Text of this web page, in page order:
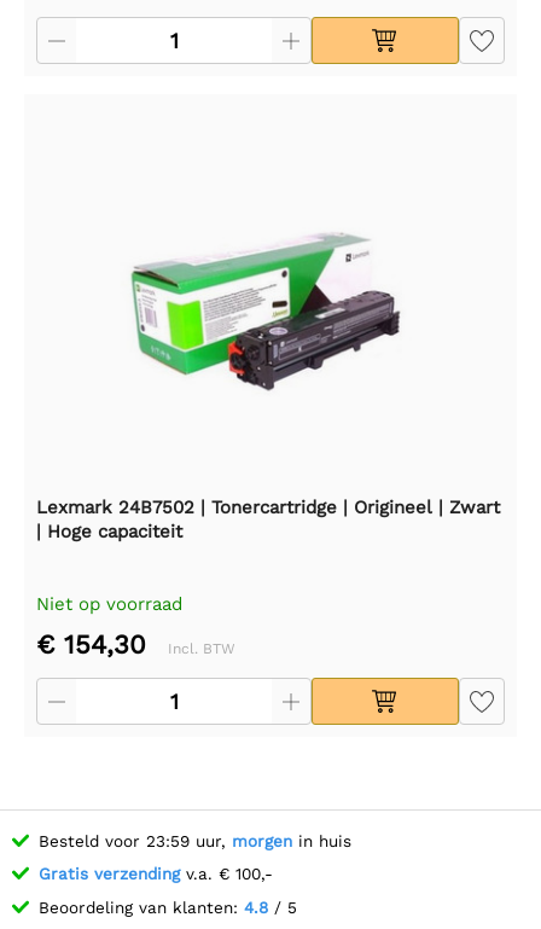
Lexmark 24B7502 | Tonercartridge | Origineel | Zwart
| Hoge capaciteit
Niet op voorraad
€ 154,30 Incl. BTW
Besteld voor 23:59 uur, morgen in huis
Gratis verzendingv.a. € 100,-
Beoordeling van klanten: 4.8 / 5